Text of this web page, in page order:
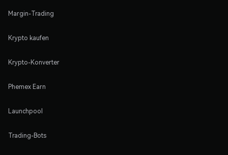
Margin-Trading
Krypto kaufen
Krypto-Konverter
Phemex Earn
Launchpool
Trading-Bots